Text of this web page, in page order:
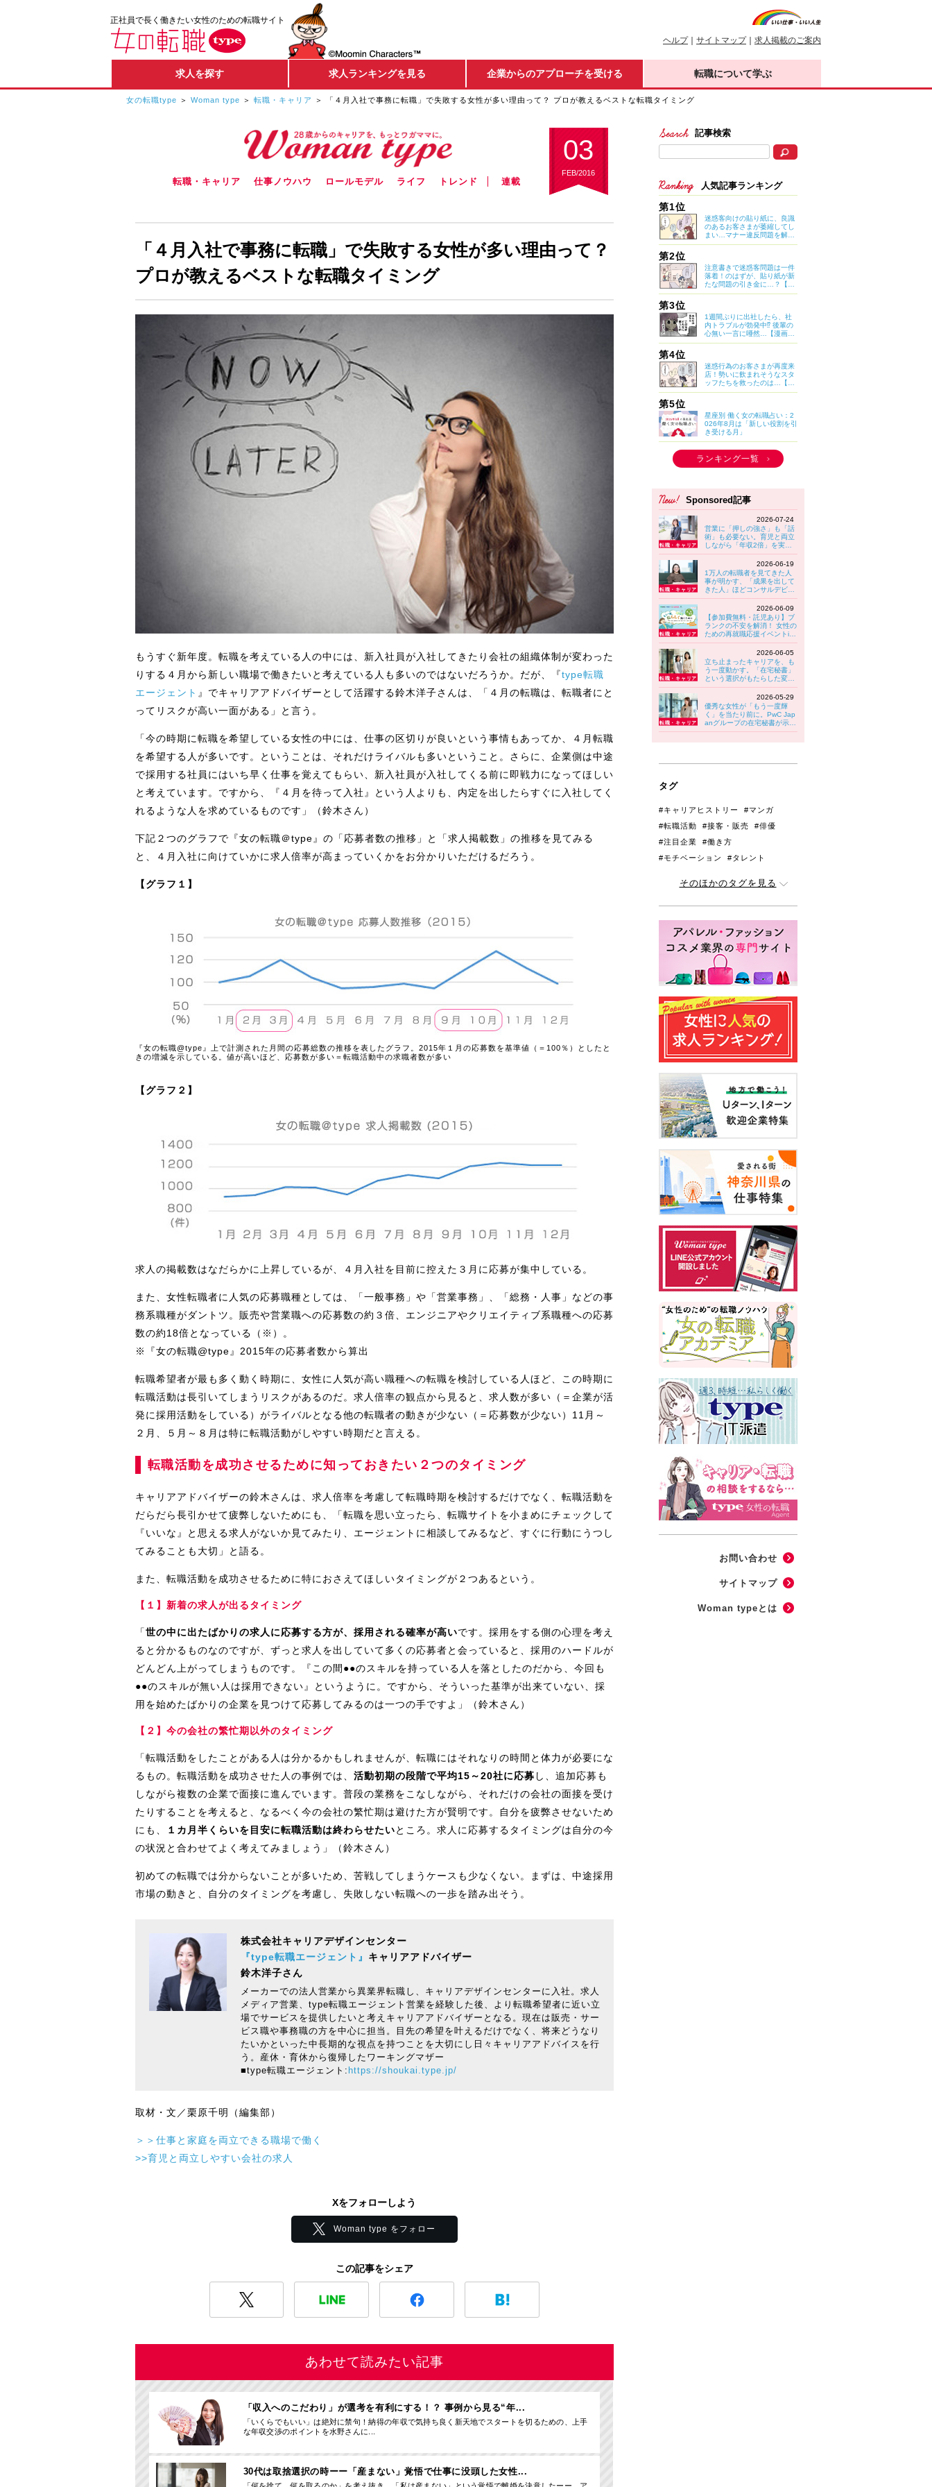
正社員で長く働きたい女性のための転職サイト
ヘルプ｜ サイトマップ｜ 求人掲載のご案内
求人を探す 求人ランキングを見る 企業からのアプローチを受ける 転職について学ぶ
女の転職type Woman type 転職・キャリア 「４月入社で事務に転職」で失敗する女性が多い理由って？ プロが教えるベストな転職タイミング
転職・キャリア 仕事ノウハウ ロールモデル ライフ トレンド 連載
03
FEB/2016
「４月入社で事務に転職」で失敗する女性が多い理由って？
プロが教えるベストな転職タイミング
もうすぐ新年度。転職を考えている人の中には、新入社員が入社してきたり会社の組織体制が変わった
りする４月から新しい職場で働きたいと考えている人も多いのではないだろうか。だが、『type転職
エージェント 』でキャリアアドバイザーとして活躍する鈴木洋子さんは、「４月の転職は、転職者にと
ってリスクが高い一面がある」と言う。
「今の時期に転職を希望している女性の中には、仕事の区切りが良いという事情もあってか、４月転職
を希望する人が多いです。ということは、それだけライバルも多いということ。さらに、企業側は中途
で採用する社員にはいち早く仕事を覚えてもらい、新入社員が入社してくる前に即戦力になってほしい
と考えています。ですから、『４月を待って入社』という人よりも、内定を出したらすぐに入社してく
れるような人を求めているものです」（鈴木さん）
下記２つのグラフで『女の転職＠type』の「応募者数の推移」と「求人掲載数」の推移を見てみる
と、４月入社に向けていかに求人倍率が高まっていくかをお分かりいただけるだろう。
【グラフ１】
『女の転職@type』上で計測された月間の応募総数の推移を表したグラフ。2015年１月の応募数を基準値（＝100％）としたと
きの増減を示している。値が高いほど、応募数が多い＝転職活動中の求職者数が多い
【グラフ２】
求人の掲載数はなだらかに上昇しているが、４月入社を目前に控えた３月に応募が集中している。
また、女性転職者に人気の応募職種としては、「一般事務」や「営業事務」、「総務・人事」などの事
務系職種がダントツ。販売や営業職への応募数の約３倍、エンジニアやクリエイティブ系職種への応募
数の約18倍となっている（※）。
※『女の転職@type』2015年の応募者数から算出
転職希望者が最も多く動く時期に、女性に人気が高い職種への転職を検討している人ほど、この時期に
転職活動は長引いてしまうリスクがあるのだ。求人倍率の観点から見ると、求人数が多い（＝企業が活
発に採用活動をしている）がライバルとなる他の転職者の動きが少ない（＝応募数が少ない）11月～
２月、５月～８月は特に転職活動がしやすい時期だと言える。
転職活動を成功させるために知っておきたい２つのタイミング
キャリアアドバイザーの鈴木さんは、求人倍率を考慮して転職時期を検討するだけでなく、転職活動を
だらだら長引かせて疲弊しないためにも、「転職を思い立ったら、転職サイトを小まめにチェックして
『いいな』と思える求人がないか見てみたり、エージェントに相談してみるなど、すぐに行動にうつし
てみることも大切」と語る。
また、転職活動を成功させるために特におさえてほしいタイミングが２つあるという。
【１】新着の求人が出るタイミング
「世の中に出たばかりの求人に応募する方が、採用される確率が高いです。採用をする側の心理を考え
ると分かるものなのですが、ずっと求人を出していて多くの応募者と会っていると、採用のハードルが
どんどん上がってしまうものです。『この間●●のスキルを持っている人を落としたのだから、今回も
●●のスキルが無い人は採用できない』というように。ですから、そういった基準が出来ていない、採
用を始めたばかりの企業を見つけて応募してみるのは一つの手ですよ」（鈴木さん）
【２】今の会社の繁忙期以外のタイミング
「転職活動をしたことがある人は分かるかもしれませんが、転職にはそれなりの時間と体力が必要にな
るもの。転職活動を成功させた人の事例では、 活動初期の段階で平均15～20社に応募 し、追加応募も
しながら複数の企業で面接に進んでいます。普段の業務をこなしながら、それだけの会社の面接を受け
たりすることを考えると、なるべく今の会社の繁忙期は避けた方が賢明です。自分を疲弊させないため
にも、
１カ月半くらいを目安に転職活動は終わらせたいところ。求人に応募するタイミングは自分の今
の状況と合わせてよく考えてみましょう」（鈴木さん）
初めての転職では分からないことが多いため、苦戦してしまうケースも少なくない。まずは、中途採用
市場の動きと、自分のタイミングを考慮し、失敗しない転職への一歩を踏み出そう。
株式会社キャリアデザインセンター
『type転職エージェント』 キャリアアドバイザー
鈴木洋子さん
メーカーでの法人営業から異業界転職し、キャリアデザインセンターに入社。求人
メディア営業、type転職エージェント営業を経験した後、より転職希望者に近い立
場でサービスを提供したいと考えキャリアアドバイザーとなる。現在は販売・サー
ビス職や事務職の方を中心に担当。目先の希望を叶えるだけでなく、将来どうなり
たいかといった中長期的な視点を持つことを大切にし日々キャリアアドバイスを行
う。産休・育休から復帰したワーキングマザー
■type転職エージェント: https://shoukai.type.jp/
取材・文／栗原千明（編集部）
＞＞仕事と家庭を両立できる職場で働く
>>育児と両立しやすい会社の求人
Xをフォローしよう
Woman type をフォロー
この記事をシェア
あわせて読みたい記事
「収入へのこだわり」が選考を有利にする！？ 事例から見る“年...
「いくらでもいい」は絶対に禁句！納得の年収で気持ち良く新天地でスタートを切るための、上手
な年収交渉のポイントを水野さんに...
30代は取捨選択の時ーー「産まない」覚悟で仕事に没頭した女性...
記事検索
人気記事ランキング
第1位
迷惑客向けの貼り紙に、良識
のあるお客さまが萎縮してし
まい…マナー違反問題を解決
したのは意外なアイデア？
第2位
注意書きで迷惑客問題は一件
落着！のはずが、貼り紙が新
たな問題の引き金に…？【マ
イカのアパレル日記 by ぼの
第3位
1週間ぶりに出社したら、社
内トラブルが勃発中⁉ 後輩の
心無い一言に唖然…【漫画：
妊娠しないのは、誰のせ
第4位
迷惑行為のお客さまが再度来
店！勢いに飲まれそうなスタ
ッフたちを救ったのは…【マ
イカのアパレル日記 by ぼの
第5位
星座別 働く女の転職占い：2
026年8月は「新しい役割を引
き受ける月」
ランキング一覧
Sponsored記事
2026-07-24
営業に「押しの強さ」も「話
術」も必要ない。育児と両立
しながら「年収2倍」を実現
する女性が実践していること
2026-06-19
1万人の転職者を見てきた人
事が明かす、「成果を出して
きた人」ほどコンサルデビュ
ーでつまずきやすい理由
2026-06-09
【参加費無料・託児あり】ブ
ランクの不安を解消！ 女性の
ための再就職応援イベントin
八王子 6/30(火)開催！
2026-06-05
立ち止まったキャリアを、も
う一度動かす。「在宅秘書」
という選択がもたらした変化
【PwC Japanグループ】
2026-05-29
優秀な女性が「もう一度輝
く」を当たり前に。PwC Jap
anグループの在宅秘書が示す
キャリアの可能性
タグ
#キャリアヒストリー
#マンガ
#転職活動
#接客・販売
#俳優
#注目企業
#働き方
#モチベーション
#タレント
#人間関係
#育児と両立
#ジェンダー
#生きづらさ
#はじめての転職
#妊娠
#エンジニア
#声優
#スキルアップ
#手に職をつける
#アーティスト
#イベント
#面接
#起業
#健康
#年収・給与
#休み方
#出産
#試写会
#転職経験者
#自己分析
#営業
#転職ニュース
#未経験
#結婚
#芸人
#リスキリング
#アスリート
#子育て
#30代の転職
#チームビルディング
#お金
#リモートワーク
#パラレルキャリア
#生産性アップ
#恋愛
#不妊治療
#人事
#アナウンサー
#やまざきひとみ
#AI
#スタートアップ
#事務
#地方移住
#40代の転職
#書類選考
#政治
#インサイドセールス
#占い
#副業
#フリーランス
#サイン本
#横浜市交通局
#資格
#英語
#タスク管理
#国際女性デー
#メルカリ
#読書
#源氏物語
#販売
#落語家
#熱中症
#中野円佳
#生理
そのほかのタグを見る
お問い合わせ
サイトマップ
Woman typeとは